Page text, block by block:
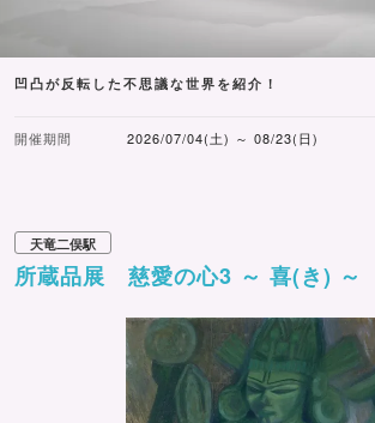
凹凸が反転した不思議な世界を紹介！
開催期間 2026/07/04(土) ～ 08/23(日)
天竜二俣駅
所蔵品展 慈愛の心3 ～ 喜(き) ～